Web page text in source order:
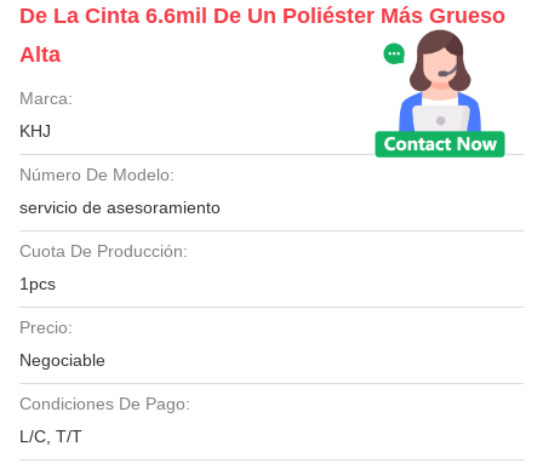
De La Cinta 6.6mil De Un Poliéster Más Grueso
Alta
Marca:
KHJ
Número De Modelo:
servicio de asesoramiento
Cuota De Producción:
1pcs
Precio:
Negociable
Condiciones De Pago:
L/C, T/T